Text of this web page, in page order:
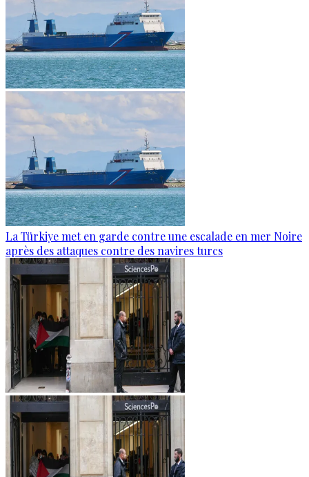
La Türkiye met en garde contre une escalade en mer Noire
après des attaques contre des navires turcs